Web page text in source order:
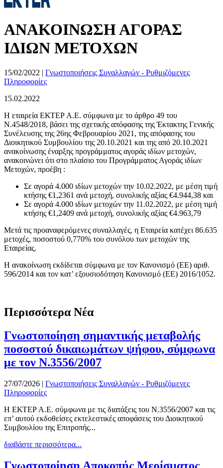
ΑΝΑΚΟΙΝΩΣΗ ΑΓΟΡΑΣ
ΙΔΙΩΝ ΜΕΤΟΧΩΝ
15/02/2022 | Γνωστοποιήσεις Συναλλαγών - Ρυθμιζόμενες
Πληροφορίες
15.02.2022
Η εταιρεία ΕΚΤΕΡ Α.Ε. σύμφωνα με το άρθρο 49 του
Ν.4548/2018, βάσει της σχετικής απόφασης της Έκτακτης Γενικής
Συνέλευσης της 26ης Φεβρουαρίου 2021, της απόφασης του
Διοικητικού Συμβουλίου της 20.10.2021 και της από 20.10.2021
ανακοίνωσης έναρξης προγράμματος αγοράς ιδίων μετοχών,
ανακοινώνει ότι στο πλαίσιο του Προγράμματος Αγοράς ιδίων
Μετοχών, προέβη :
Σε αγορά 4.000 ιδίων μετοχών την 10.02.2022, με μέση τιμή
κτήσης €1,2361 ανά μετοχή, συνολικής αξίας €4.944,38 και
Σε αγορά 4.000 ιδίων μετοχών την 11.02.2022, με μέση τιμή
κτήσης €1,2409 ανά μετοχή, συνολικής αξίας €4.963,79
Μετά τις προαναφερόμενες συναλλαγές, η Εταιρεία κατέχει 86.635
μετοχές, ποσοστού 0,770% του συνόλου των μετοχών της
Εταιρείας.
Η ανακοίνωση εκδίδεται σύμφωνα με τον Κανονισμό (ΕΕ) αριθ.
596/2014 και τον κατ’ εξουσιοδότηση Κανονισμό (ΕΕ) 2016/1052.
Περισσότερα Νέα
Γνωστοποίηση σημαντικής μεταβολής
ποσοστού δικαιωμάτων ψήφου, σύμφωνα
με τον Ν.3556/2007
27/07/2026 | Γνωστοποιήσεις Συναλλαγών - Ρυθμιζόμενες
Πληροφορίες
Η ΕΚΤΕΡ Α.Ε. σύμφωνα με τις διατάξεις του Ν.3556/2007 και τις
επ’ αυτού εκδοθείσες εκτελεστικές αποφάσεις του Διοικητικού
Συμβουλίου της Επιτροπής...
διαβάστε περισσότερα...
Γνωστοποίηση Αποκοπής Μερίσματος